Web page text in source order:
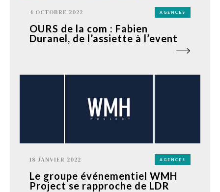
4 OCTOBRE 2022 AGENCES
OURS de la com : Fabien
Duranel, de l’assiette à l’event
18 JANVIER 2022 AGENCES
Le groupe événementiel WMH
Project se rapproche de LDR